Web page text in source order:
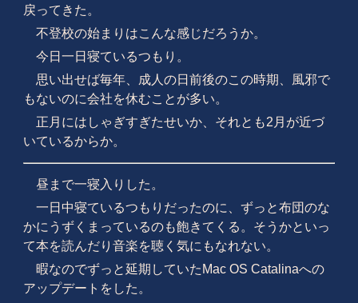
戻ってきた。
不登校の始まりはこんな感じだろうか。
今日一日寝ているつもり。
思い出せば毎年、成人の日前後のこの時期、風邪で
もないのに会社を休むことが多い。
正月にはしゃぎすぎたせいか、それとも2月が近づ
いているからか。
昼まで一寝入りした。
一日中寝ているつもりだったのに、ずっと布団のな
かにうずくまっているのも飽きてくる。そうかといっ
て本を読んだり音楽を聴く気にもなれない。
暇なのでずっと延期していたMac OS Catalinaへの
アップデートをした。